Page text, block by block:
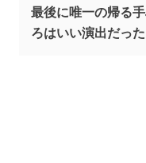
最後に唯一の帰る
ろはいい演出だった